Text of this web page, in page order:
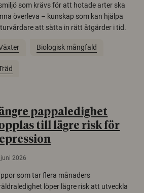
som krävs för att hotade arter ska
överleva – kunskap som kan hjälpa
att sätta in rätt åtgärder i tid.
Biologisk mångfald
pappaledighet
till lägre risk för
2026
som tar flera månaders
löper lägre risk att utveckla